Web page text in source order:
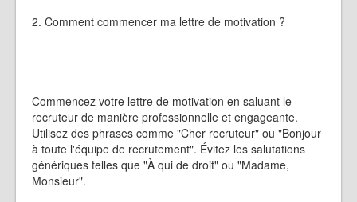
2. Comment commencer ma lettre de motivation ?
Commencez votre lettre de motivation en saluant le
recruteur de manière professionnelle et engageante.
Utilisez des phrases comme "Cher recruteur" ou "Bonjour
à toute l'équipe de recrutement". Évitez les salutations
génériques telles que "À qui de droit" ou "Madame,
Monsieur".